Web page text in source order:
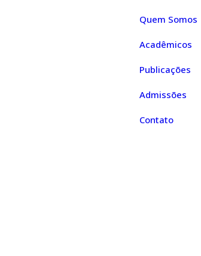
Quem Somos
Acadêmicos
Publicações
Admissões
Contato